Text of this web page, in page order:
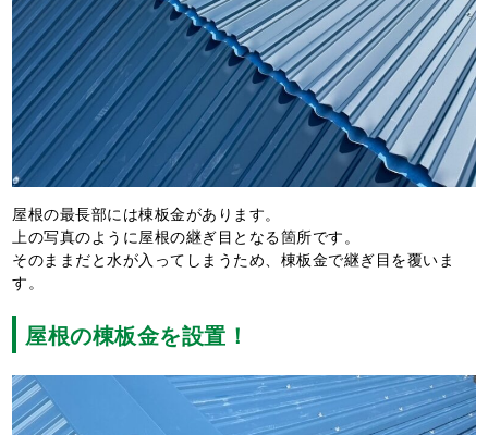
屋根の最長部には棟板金があります。
上の写真のように屋根の継ぎ目となる箇所です。
そのままだと水が入ってしまうため、棟板金で継ぎ目を覆いま
す。
屋根の棟板金を設置！